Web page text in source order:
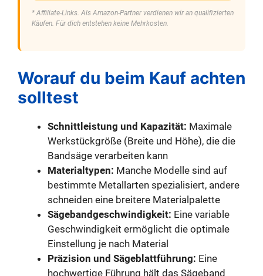
* Affiliate-Links. Als Amazon-Partner verdienen wir an qualifizierten
Käufen. Für dich entstehen keine Mehrkosten.
Worauf du beim Kauf achten
solltest
Schnittleistung und Kapazität: Maximale
Werkstückgröße (Breite und Höhe), die die
Bandsäge verarbeiten kann
Materialtypen: Manche Modelle sind auf
bestimmte Metallarten spezialisiert, andere
schneiden eine breitere Materialpalette
Sägebandgeschwindigkeit: Eine variable
Geschwindigkeit ermöglicht die optimale
Einstellung je nach Material
Präzision und Sägeblattführung: Eine
hochwertige Führung hält das Sägeband